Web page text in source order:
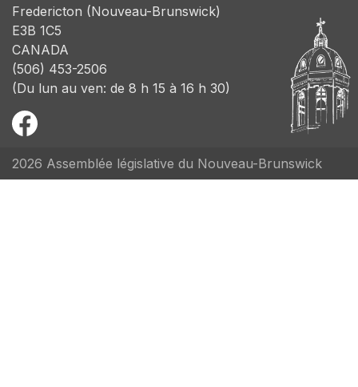
Fredericton (Nouveau-Brunswick)
E3B 1C5
CANADA
(506) 453-2506
(Du lun au ven: de 8 h 15 à 16 h 30)
2026 Assemblée législative du Nouveau-Brunswick